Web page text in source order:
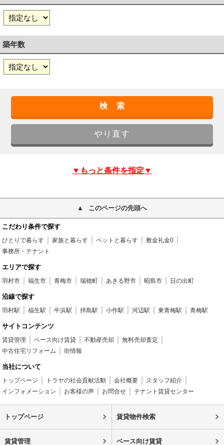
築年数
▼もっと条件を指定▼
このページの先頭へ
こだわり条件で探す
ひとりで暮らす 家族と暮らす ペットと暮らす
敷金礼金0
事務所・テナント
エリアで探す
羽村市 福生市 青梅市 瑞穂町 あきる野市 昭島市 日の出町
沿線で探す
羽村駅 福生駅 牛浜駅 拝島駅 小作駅 河辺駅 東青梅駅 青梅駅
サイトコンテンツ
賃貸管理 ベース向け賃貸 不動産売却
無料売却査定
中古住宅リフォーム
街情報
当社について
トップページ トラヤの社会貢献活動 会社概要
スタッフ紹介
インフォメーション
お客様の声 お問合せ テナント賃貸センター
トップページ 賃貸物件検索
賃貸管理 ベース向け賃貸